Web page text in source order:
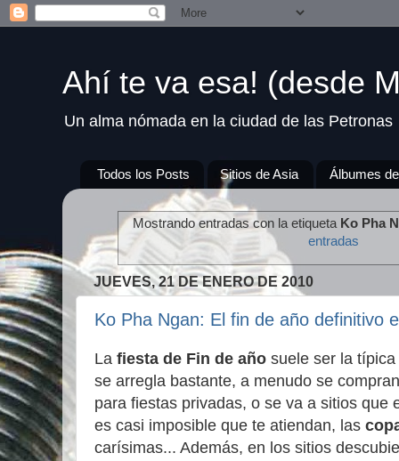
Ahí te va esa! (desde
Un alma nómada en la ciudad de las Petronas
Todos los Posts Sitios de Asia Álbumes
Mostrando entradas con la etiqueta Ko Pha
entradas
JUEVES, 21 DE ENERO DE 2010
Ko Pha Ngan: El fin de año definitivo
La fiesta de Fin de año suele ser la
se arregla bastante, a menudo se
para fiestas privadas, o se va a sitios que
es casi imposible que te atiendan, las
carísimas... Además, en los sitios